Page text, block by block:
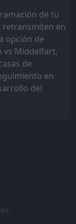
de tu
retransmiten en
opción de
vs Middelfart,
de
en
del